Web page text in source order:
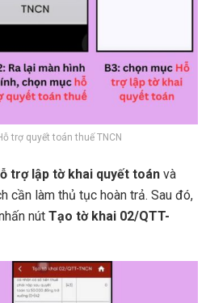
trợ quyết toán thuế TNCN
trợ lập tờ khai quyết toán và
cần làm thủ tục hoàn trả. Sau đó,
nút Tạo tờ khai 02/QTT-